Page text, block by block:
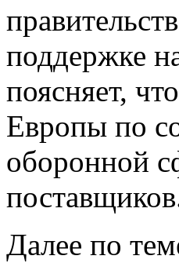
поддержке
поясняет,
Европы по
оборонной
Далее по